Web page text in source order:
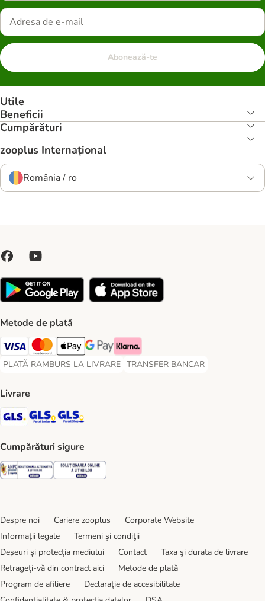
Abonează-te
Utile
Beneficii
Cumpărături
zooplus Internațional
România / ro
Metode de plată
Visa Payment Method
Master Card Payment Method
Apple Pay Payment Method
Google Pay Payment Method
Klarna Payment Method
PLATĂ RAMBURS LA LIVRARE
PLATĂ RAMBURS LA LIVRARE Payment Method
TRANSFER BANCAR
TRANSFER BANCAR Payment
Livrare
GLS Shipping Method
GLS Locker Shipping Method
Cumpărături sigure
Security Security
Despre noi Cariere zooplus
Corporate Website
Informații legale
Termeni şi condiţii
Deșeuri și protecția mediului
Contact
Taxa şi durata de livrare
Retrageți-vă din contract aici
Metode de plată
Program de afiliere
Declarație de accesibilitate